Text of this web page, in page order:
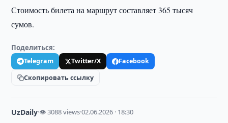
Стоимость билета на маршрут составляет 365 тысяч
сумов.
Поделиться:
Telegram Twitter/X
Facebook
Скопировать ссылку
UzDaily·👁 3088 views·02.06.2026 · 18:30